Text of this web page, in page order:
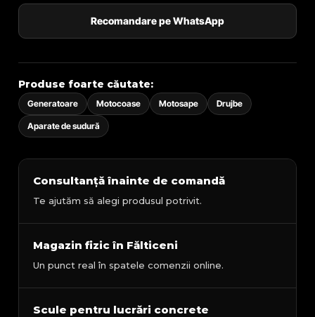
Recomandare pe WhatsApp
Produse foarte căutate:
Generatoare Motocoase Motosape Drujbe
Aparate de sudură
Consultanță înainte de comandă
Te ajutăm să alegi produsul potrivit.
Magazin fizic în Fălticeni
Un punct real în spatele comenzii online.
Scule pentru lucrări concrete